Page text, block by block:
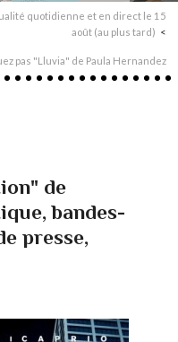
quotidienne et en direct le 15
août (au plus tard)
pas "Lluvia" de Paula Hernandez
de
bandes-
presse,